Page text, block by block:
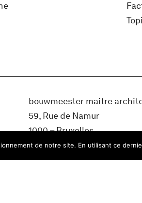
bouwmeester maitre
59, Rue de Namur
1000 – Bruxelles
Belgique
de notre site. En utilisant ce